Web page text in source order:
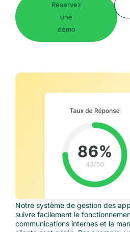
Réservez
une
démo
Notre système de gestion des
suivre facilement le
communications internes et la